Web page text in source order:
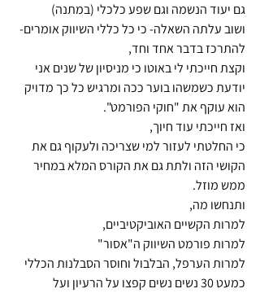
גם יעוד הנשמה וגם שפע כלכלי (במתנה)
ושוב עלתה השאלה- כי כל כללי השיווק אומרים-
להתרכז בדבר אחד וחד,
וקצת חייכתי לי באוטו כי מניסיון של שנים אני
יודעת כשמשהו בוער ככה ומרגיש כל כך מדויק
הוא עוקף את "חוקי הפורמט".
ואז חייכתי עוד חיוך,
כי החלטתי לעזור למי שצריכה ולעקוף גם את
הקושי הזה ולתת גם את הקורס המלא במחיר
ממש מוזל.
ותנחשו מה,
למרות הקשיים האוביקטיביים,
למרות פורמט השיווק ה"אסור"
למרות הערפל, הבלבול וחוסר הסבלנות הכללי
כמעט 30 נשים נשים קפצו על הרעיון ועל